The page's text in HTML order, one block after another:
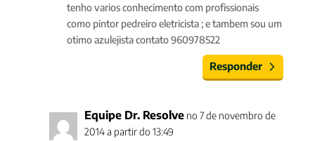
tenho varios conhecimento com profissionais
como pintor pedreiro eletricista ; e tambem sou um
otimo azulejista contato 960978522
Responder
Equipe Dr. Resolve no 7 de novembro de
2014 a partir do 13:49